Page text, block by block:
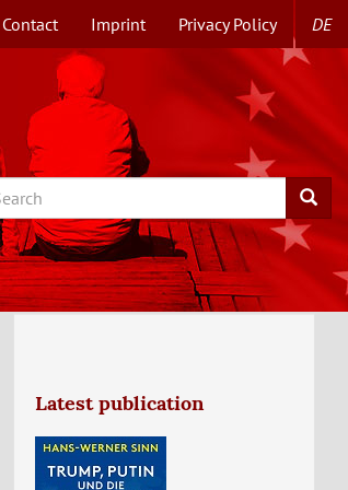
Contact Imprint Privacy Policy DE
Search
Latest publication